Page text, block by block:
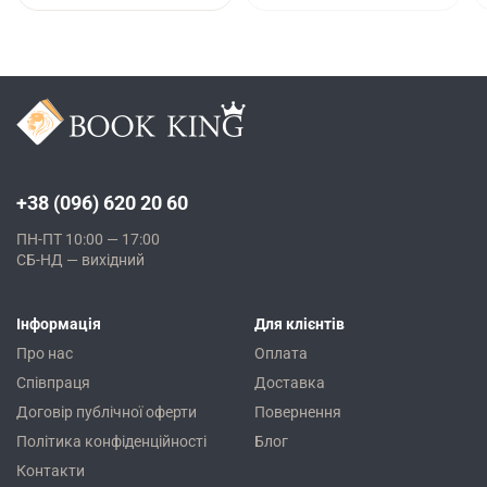
+38 (096) 620 20 60
ПН-ПТ 10:00 — 17:00
СБ-НД — вихідний
Інформація
Про нас
Співпраця
Договір публічної оферти
Політика конфіденційності
Контакти
Для клієнтів
Оплата
Доставка
Повернення
Блог